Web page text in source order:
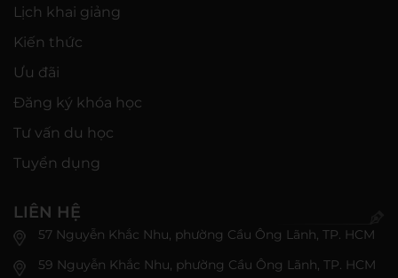
Lịch khai giảng
Kiến thức
Ưu đãi
Đăng ký khóa học
Tư vấn du học
Tuyển dụng
LIÊN HỆ
57 Nguyễn Khắc Nhu, phường Cầu Ông Lãnh, TP. HCM
59 Nguyễn Khắc Nhu, phường Cầu Ông Lãnh, TP. HCM